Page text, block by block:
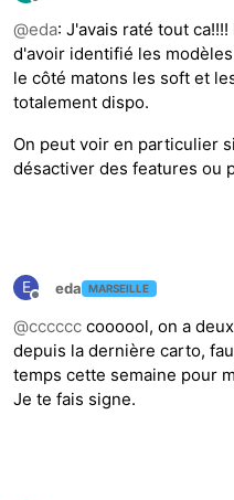
Hors-ligne
@eda: J'avais raté tout
d'avoir identifié les
le côté matons les soft et
totalement dispo.
On peut voir en particulier
désactiver des features ou
E
Hors-ligne
eda MARSEILLE
@cccccc coooool, on a
depuis la dernière carto,
temps cette semaine pour
Je te fais signe.